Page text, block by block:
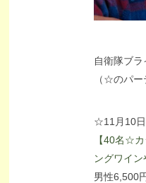
自衛隊ブ
（☆のパ
☆11月10日
【40名☆
ングワイ
男性6,500